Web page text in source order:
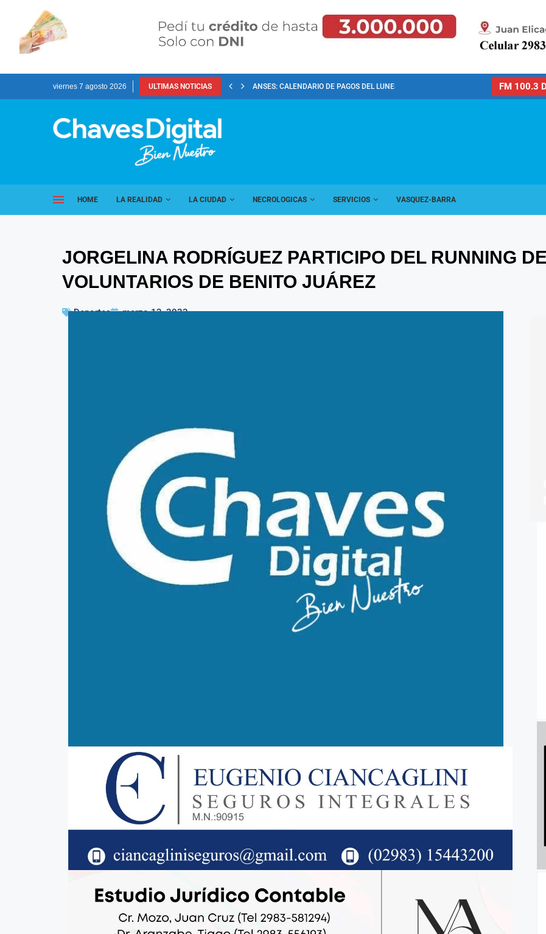
viernes 7 agosto 2026 ULTIMAS NOTICIAS ANSES: CALENDARIO DE PAGOS DEL LUNES 10 DE... FM 100.3
HOME LA REALIDAD LA CIUDAD NECROLOGICAS SERVICIOS VASQUEZ-BARRA
JORGELINA RODRÍGUEZ PARTICIPO DEL RUNNING
VOLUNTARIOS DE BENITO JUÁREZ
Deportes marzo 13, 2023